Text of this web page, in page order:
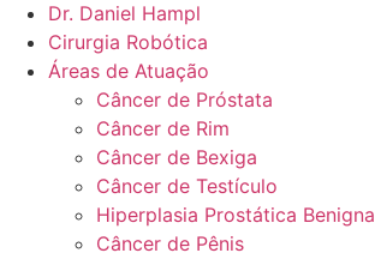
Dr. Daniel Hampl
Cirurgia Robótica
Áreas de Atuação
Câncer de Próstata
Câncer de Rim
Câncer de Bexiga
Câncer de Testículo
Hiperplasia Prostática Benigna
Câncer de Pênis